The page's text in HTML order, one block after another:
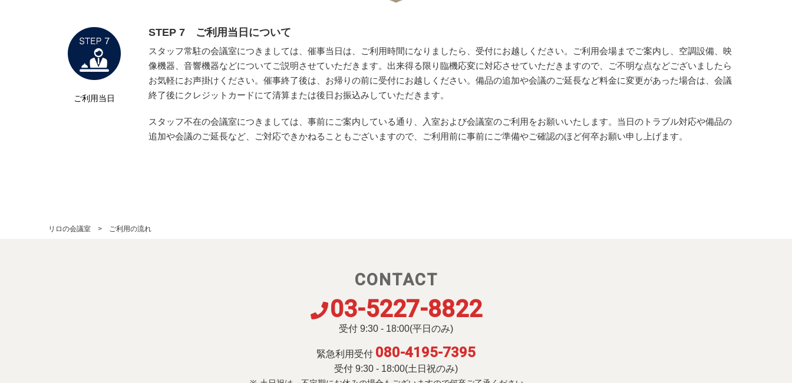
ご利用当日
STEP 7 ご利用当日について
スタッフ常駐の会議室につきましては、催事当日は、ご利用時間になりましたら、受付にお越しください。ご利用会場までご案内し、空調設備、映
像機器、音響機器などについてご説明させていただきます。出来得る限り臨機応変に対応させていただきますので、ご不明な点などございましたら
お気軽にお声掛けください。催事終了後は、お帰りの前に受付にお越しください。備品の追加や会議のご延長など料金に変更があった場合は、会議
終了後にクレジットカードにて清算または後日お振込みしていただきます。
スタッフ不在の会議室につきましては、事前にご案内している通り、入室および会議室のご利用をお願いいたします。当日のトラブル対応や備品の
追加や会議のご延長など、ご対応できかねることもございますので、ご利用前に事前にご準備やご確認のほど何卒お願い申し上げます。
リロの会議室 ご利用の流れ
CONTACT
03-5227-8822
受付 9:30 - 18:00(平日のみ)
緊急利用受付 080-4195-7395
受付 9:30 - 18:00(土日祝のみ)